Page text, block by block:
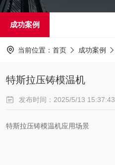
成功案例
当前位置： 首页 成功案例
特斯拉压铸模温机
发布时间：2025/5/13 15:37:43
特斯拉压铸模温机应用场景